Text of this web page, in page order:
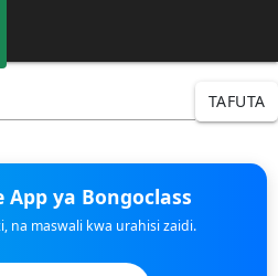
TAFUTA
App ya Bongoclass
na maswali kwa urahisi zaidi.